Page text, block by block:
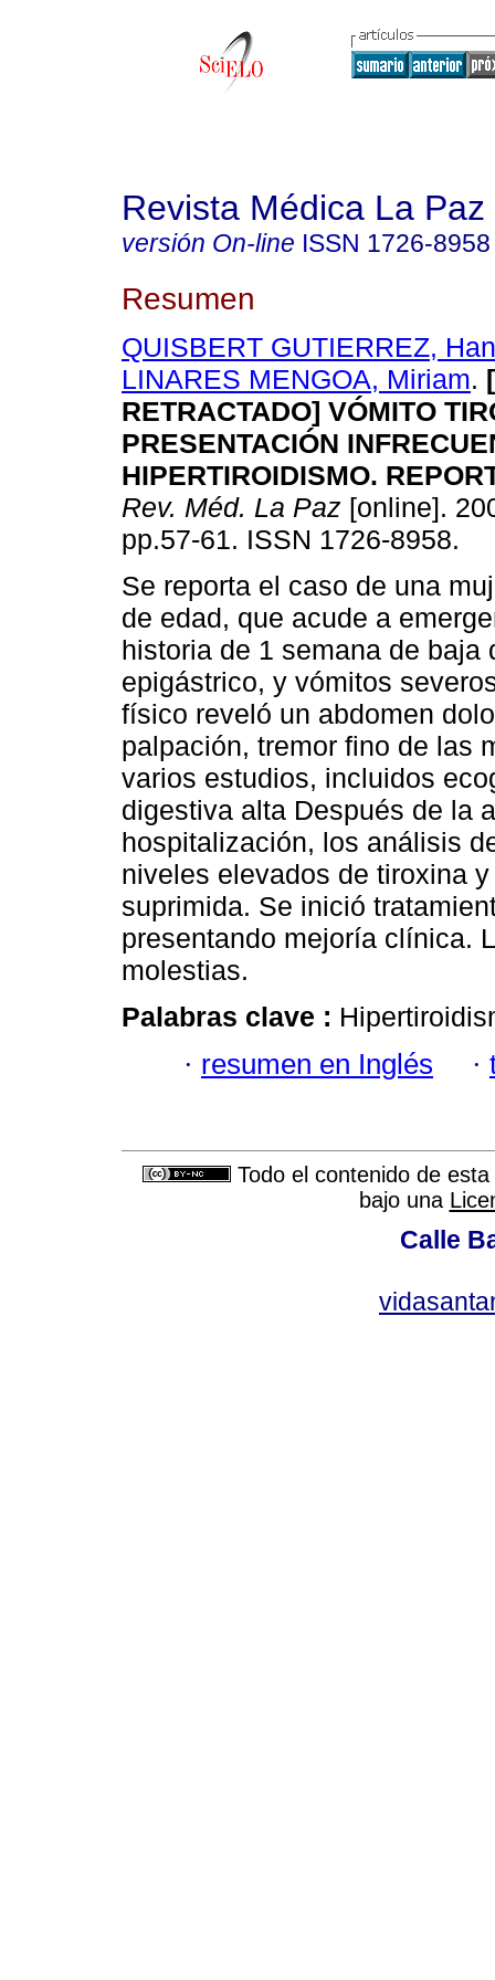
Revista Médica La Paz
versión On-line ISSN 1726-8958
Resumen
QUISBERT GUTIERREZ,
LINARES MENGOA, Miriam.
RETRACTADO] VÓMITO
PRESENTACIÓN
HIPERTIROIDISMO.
Rev. Méd. La Paz [online].
pp.57-61. ISSN 1726-8958.
Se reporta el caso de una
de edad, que acude a
historia de 1 semana de baja
epigástrico, y vómitos
físico reveló un abdomen
palpación, tremor fino de las
varios estudios, incluidos
digestiva alta Después de la
hospitalización, los análisis
niveles elevados de tiroxina
suprimida. Se inició
presentando mejoría clínica.
molestias.
Palabras clave :
· resumen en Inglés ·
Todo el contenido de
bajo una
Calle